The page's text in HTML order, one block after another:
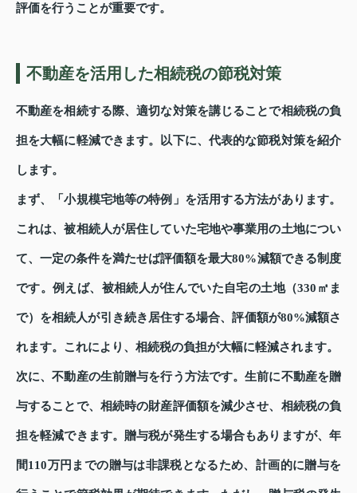
評価を行うことが重要です。
不動産を活用した相続税の節税対策
不動産を相続する際、適切な対策を講じることで相続税の負
担を大幅に軽減できます。以下に、代表的な節税対策を紹介
します。
まず、「小規模宅地等の特例」を活用する方法があります。
これは、被相続人が居住していた宅地や事業用の土地につい
て、一定の条件を満たせば評価額を最大80%減額できる制度
です。例えば、被相続人が住んでいた自宅の土地（330㎡ま
で）を相続人が引き続き居住する場合、評価額が80%減額さ
れます。これにより、相続税の負担が大幅に軽減されます。
次に、不動産の生前贈与を行う方法です。生前に不動産を贈
与することで、相続時の財産評価額を減少させ、相続税の負
担を軽減できます。贈与税が発生する場合もありますが、年
間110万円までの贈与は非課税となるため、計画的に贈与を